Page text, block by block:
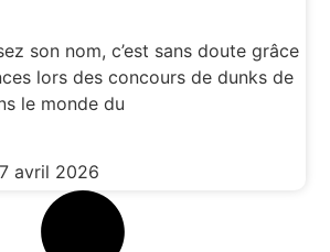
son nom, c’est sans doute grâce
lors des concours de dunks de
le monde du
avril 2026